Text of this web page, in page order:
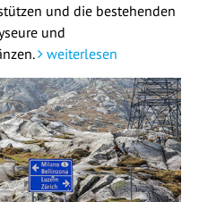
und die bestehenden
und
weiterlesen